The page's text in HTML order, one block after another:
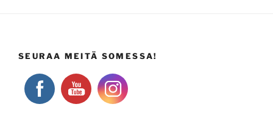
SEURAA MEITÄ SOMESSA!